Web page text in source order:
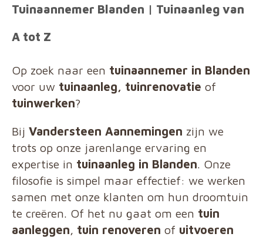
Tuinaannemer Blanden | Tuinaanleg van
A tot Z
Op zoek naar een tuinaannemer in Blanden
voor uw tuinaanleg, tuinrenovatie of
tuinwerken?
Bij Vandersteen Aannemingen zijn we
trots op onze jarenlange ervaring en
expertise in tuinaanleg in Blanden. Onze
filosofie is simpel maar effectief: we werken
samen met onze klanten om hun droomtuin
te creëren. Of het nu gaat om een tuin
aanleggen, tuin renoveren of uitvoeren